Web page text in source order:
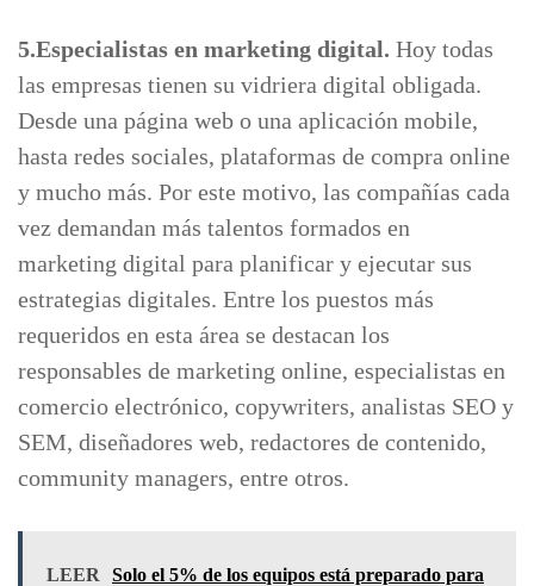
5.Especialistas en marketing digital. Hoy todas
las empresas tienen su vidriera digital obligada.
Desde una página web o una aplicación mobile,
hasta redes sociales, plataformas de compra online
y mucho más. Por este motivo, las compañías cada
vez demandan más talentos formados en
marketing digital para planificar y ejecutar sus
estrategias digitales. Entre los puestos más
requeridos en esta área se destacan los
responsables de marketing online, especialistas en
comercio electrónico, copywriters, analistas SEO y
SEM, diseñadores web, redactores de contenido,
community managers, entre otros.
LEER
Solo el 5% de los equipos está preparado para